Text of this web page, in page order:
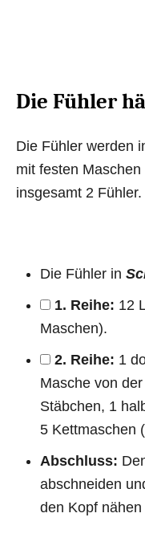
Die Fühler
Die Fühler werden
mit festen
insgesamt 2 Fühler.
Die Fühler in
1. Reihe: 12
Maschen).
2. Reihe: 1
Masche von
Stäbchen, 1
5 Kettmaschen
Abschluss:
abschneiden
den Kopf nähen